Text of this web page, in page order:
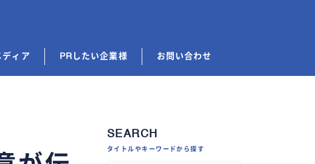
ディア PRしたい企業様 お問い合わせ
SEARCH
タイトルやキーワードから探す